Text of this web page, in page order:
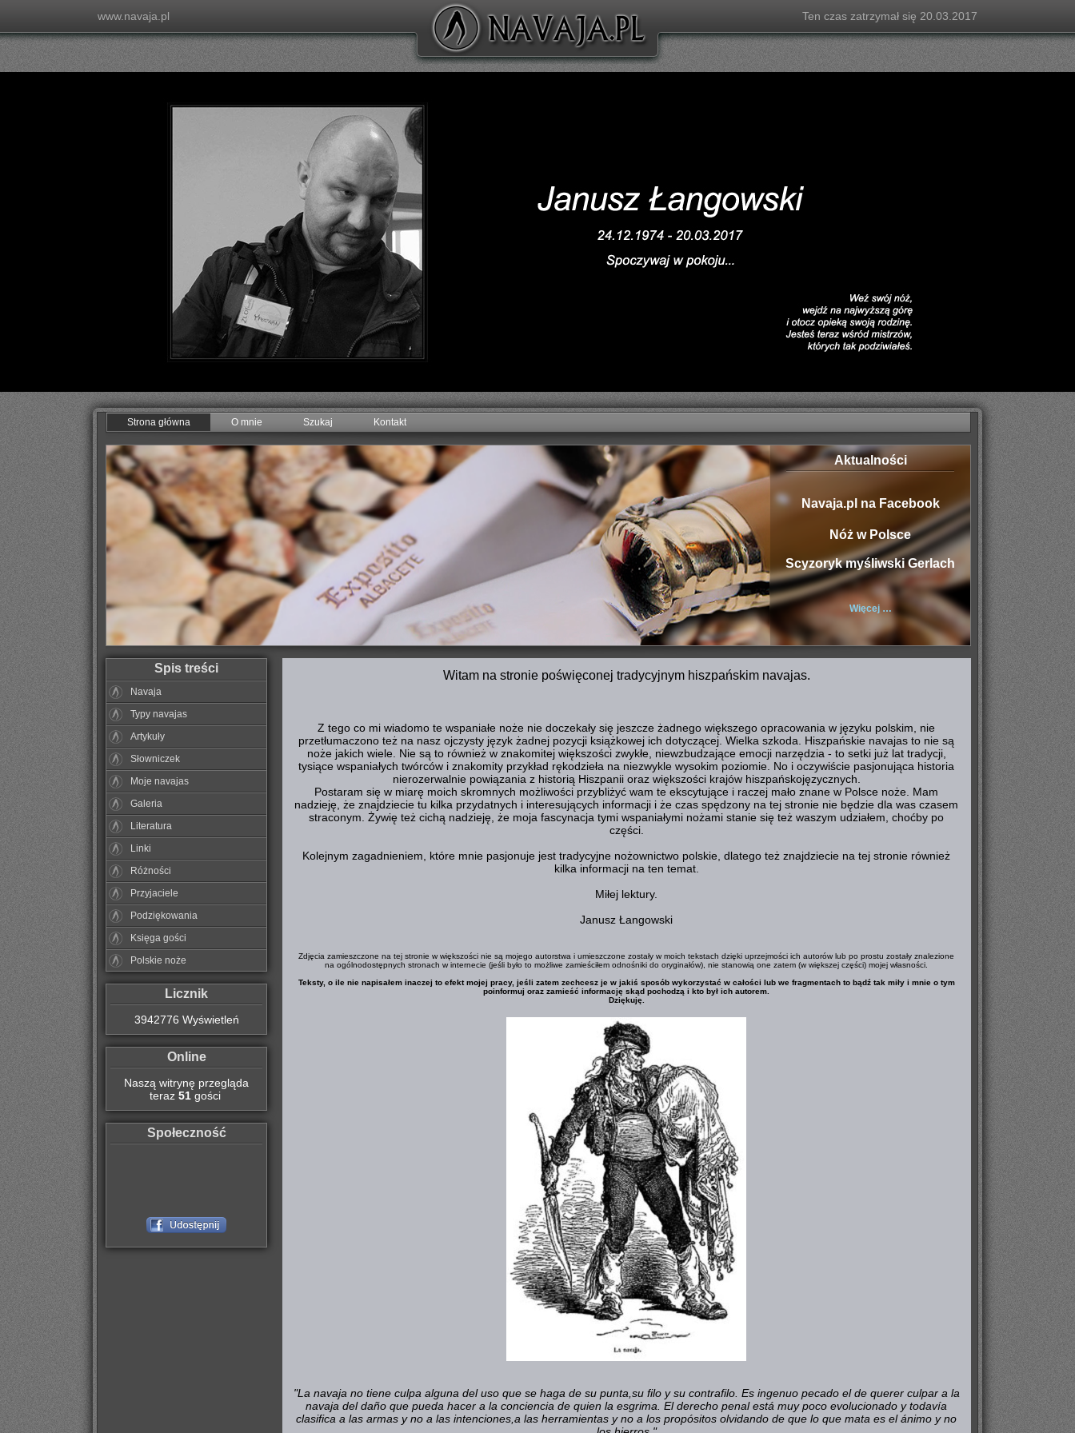
www.navaja.pl Ten czas zatrzymał się 20.03.2017
Strona główna O mnie Szukaj Kontakt
Aktualności
Navaja.pl na Facebook
Nóż w Polsce
Scyzoryk myśliwski Gerlach
Więcej …
Spis treści
Navaja
Typy navajas
Artykuły
Słowniczek
Moje navajas
Galeria
Literatura
Linki
Różności
Przyjaciele
Podziękowania
Księga gości
Polskie noże
Licznik
3942776 Wyświetleń
Online
Naszą witrynę przegląda
teraz 51gości
Społeczność
Witam na stronie poświęconej tradycyjnym hiszpańskim navajas.
Z tego co mi wiadomo te wspaniałe noże nie doczekały się jeszcze żadnego większego opracowania w języku polskim, nie
przetłumaczono też na nasz ojczysty język żadnej pozycji książkowej ich dotyczącej. Wielka szkoda. Hiszpańskie navajas to nie są
noże jakich wiele. Nie są to również w znakomitej większości zwykłe, niewzbudzające emocji narzędzia - to setki już lat tradycji,
tysiące wspaniałych twórców i znakomity przykład rękodzieła na niezwykle wysokim poziomie. No i oczywiście pasjonująca historia
nierozerwalnie powiązania z historią Hiszpanii oraz większości krajów hiszpańskojęzycznych.
Postaram się w miarę moich skromnych możliwości przybliżyć wam te ekscytujące i raczej mało znane w Polsce noże. Mam
nadzieję, że znajdziecie tu kilka przydatnych i interesujących informacji i że czas spędzony na tej stronie nie będzie dla was czasem
straconym. Żywię też cichą nadzieję, że moja fascynacja tymi wspaniałymi nożami stanie się też waszym udziałem, choćby po
części.
Kolejnym zagadnieniem, które mnie pasjonuje jest tradycyjne nożownictwo polskie, dlatego też znajdziecie na tej stronie również
kilka informacji na ten temat.
Miłej lektury.
Janusz Łangowski
Zdjęcia zamieszczone na tej stronie w większości nie są mojego autorstwa i umieszczone zostały w moich tekstach dzięki uprzejmości ich autorów lub po prostu zostały znalezione
na ogólnodostępnych stronach w internecie (jeśli było to możliwe zamieściłem odnośniki do oryginałów), nie stanowią one zatem (w większej części) mojej własności.
Teksty, o ile nie napisałem inaczej to efekt mojej pracy, jeśli zatem zechcesz je w jakiś sposób wykorzystać w całości lub we fragmentach to bądź tak miły i mnie o tym
poinformuj oraz zamieść informację skąd pochodzą i kto był ich autorem.
Dziękuję.
"La navaja no tiene culpa alguna del uso que se haga de su punta,su filo y su contrafilo. Es ingenuo pecado el de querer culpar a la
navaja del daño que pueda hacer a la conciencia de quien la esgrima. El derecho penal está muy poco evolucionado y todavía
clasifica a las armas y no a las intenciones,a las herramientas y no a los propósitos olvidando de que lo que mata es el ánimo y no